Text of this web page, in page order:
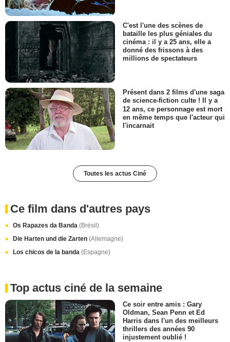
C'est l'une des scènes de
bataille les plus géniales du
cinéma : il y a 25 ans, elle a
donné des frissons à des
millions de spectateurs
Présent dans 2 films d'une saga
de science-fiction culte ! Il y a
12 ans, ce personnage est mort
en même temps que l'acteur qui
l'incarnait
Toutes les actus Ciné
Ce film dans d'autres pays
Os Rapazes da Banda (Brésil)
Die Harten und die Zarten (Allemagne)
Los chicos de la banda (Espagne)
Top actus ciné de la semaine
Ce soir entre amis : Gary
Oldman, Sean Penn et Ed
Harris dans l'un des meilleurs
thrillers des années 90
injustement oublié !